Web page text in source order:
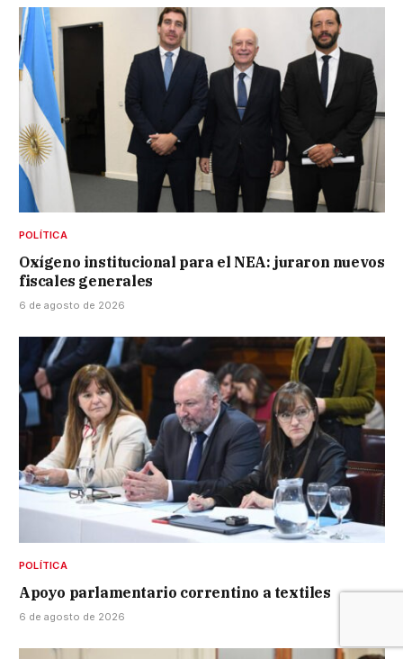
POLÍTICA
Oxígeno institucional para el NEA: juraron nuevos
fiscales generales
6 de agosto de 2026
POLÍTICA
Apoyo parlamentario correntino a textiles
6 de agosto de 2026